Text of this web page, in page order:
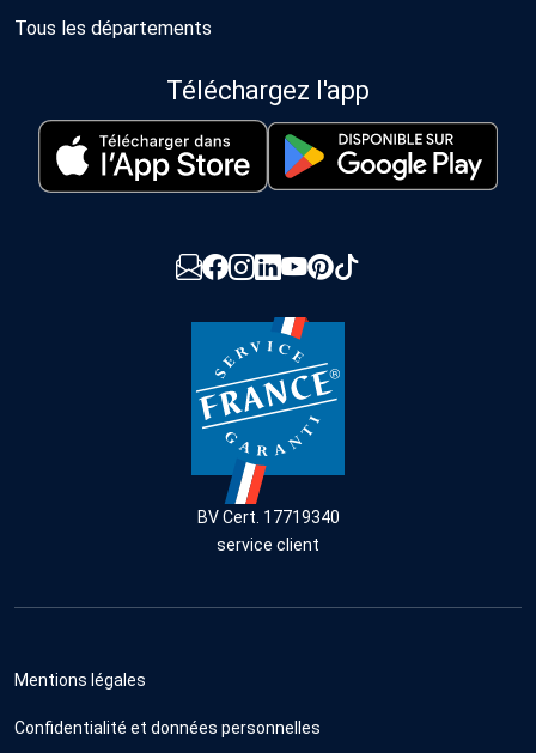
Tous les départements
Téléchargez l'app
BV Cert. 17719340
service client
Mentions légales
Confidentialité et données personnelles